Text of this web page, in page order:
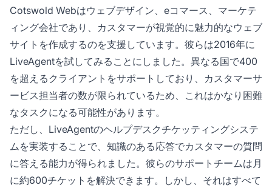
Cotswold Webはウェブデザイン、eコマース、マーケテ
ィング会社であり、カスタマーが視覚的に魅力的なウェブ
サイトを作成するのを支援しています。彼らは2016年に
LiveAgentを試してみることにしました。異なる国で400
を超えるクライアントをサポートしており、カスタマーサ
ービス担当者の数が限られているため、これはかなり困難
なタスクになる可能性があります。
ただし、LiveAgentのヘルプデスクチケッティングシステ
ムを実装することで、知識のある応答でカスタマーの質問
に答える能力が得られました。彼らのサポートチームは月
に約600チケットを解決できます。しかし、それはすべて